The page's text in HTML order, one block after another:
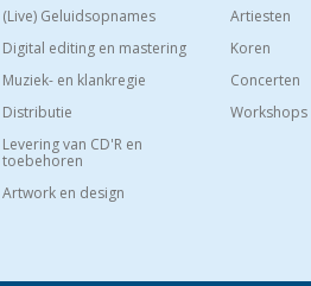
(Live) Geluidsopnames
Digital editing en mastering
Muziek- en klankregie
Distributie
Levering van CD'R en
toebehoren
Artwork en design
Artiesten
Koren
Concerten
Workshops